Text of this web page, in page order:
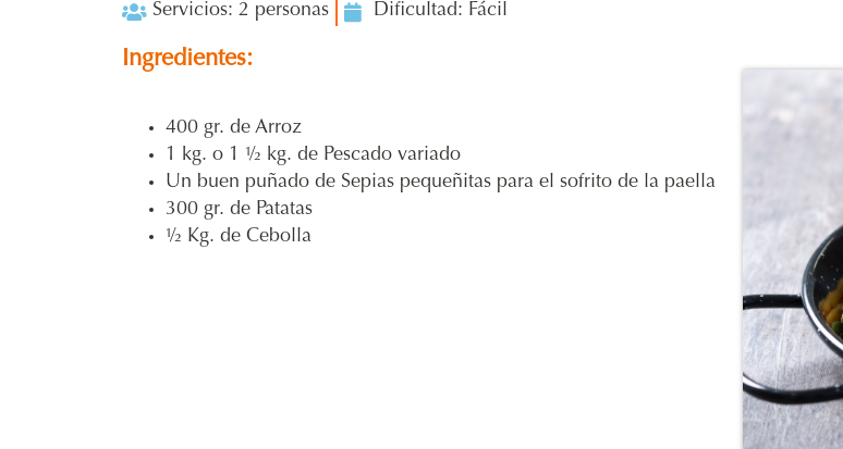
Servicios: 2 personas Dificultad: Fácil
Ingredientes:
400 gr. de Arroz
1 kg. o 1 ½ kg. de Pescado variado
Un buen puñado de Sepias pequeñitas para el sofrito de la paella
300 gr. de Patatas
½ Kg. de Cebolla